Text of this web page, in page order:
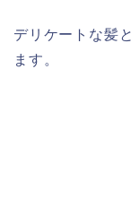
デリケートな髪
ます。